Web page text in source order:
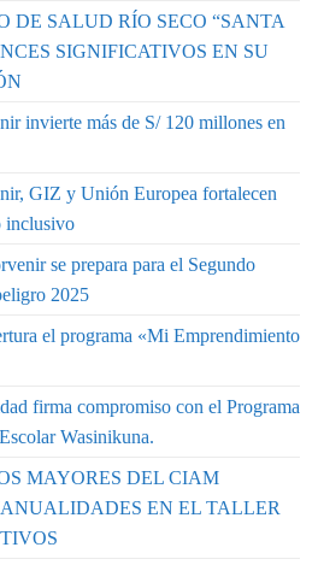
DE SALUD RÍO SECO “SANTA
SIGNIFICATIVOS EN SU
invierte más de S/ 120 millones en
GIZ y Unión Europea fortalecen
inclusivo
se prepara para el Segundo
2025
el programa «Mi Emprendimiento
firma compromiso con el Programa
Wasinikuna.
MAYORES DEL CIAM
EN EL TALLER